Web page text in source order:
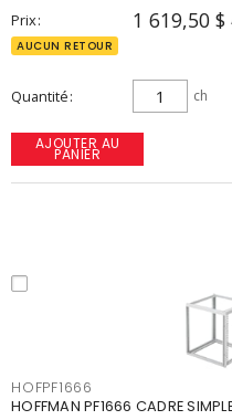
Prix 1 619,50 $
AUCUN RETOUR
Quantité ch
AJOUTER AU
PANIER
HOFPF1666
HOFFMAN PF1666 CADRE